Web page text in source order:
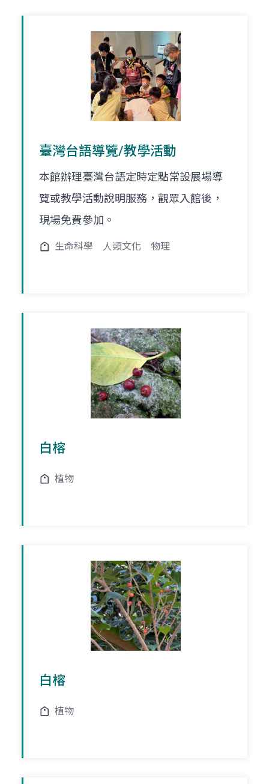
臺灣台語導覽/教學活動
本館辦理臺灣台語定時定點常設展場導
覽或教學活動說明服務，觀眾入館後，
現場免費參加。
生命科學 人類文化 物理
白榕
植物
白榕
植物